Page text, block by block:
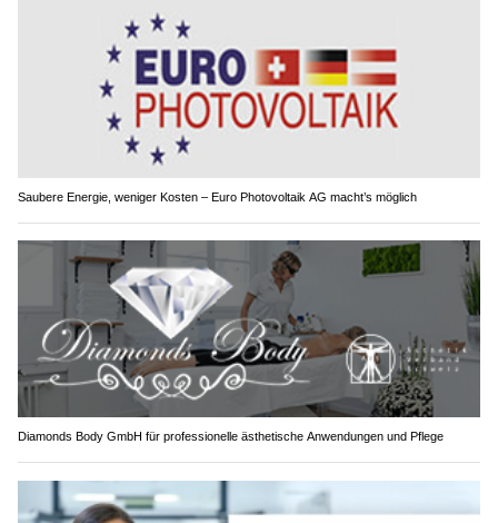
Saubere Energie, weniger Kosten – Euro Photovoltaik AG macht’s möglich
Diamonds Body GmbH für professionelle ästhetische Anwendungen und Pflege